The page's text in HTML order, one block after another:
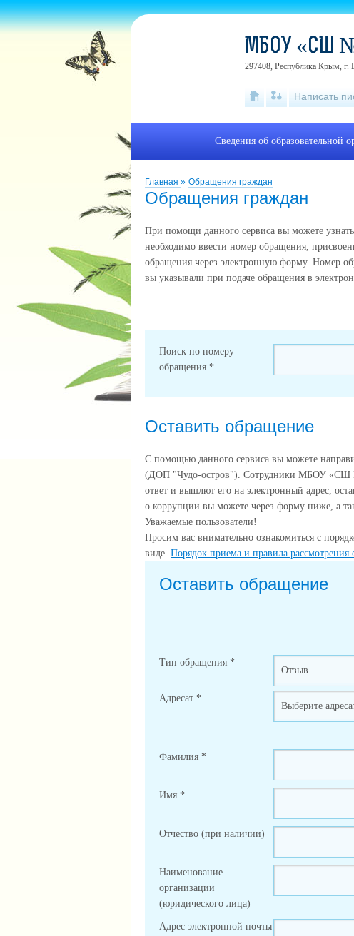
Главная » Обращения граждан
Обращения граждан
При помощи данного сервиса вы можете
необходимо ввести номер обращения,
обращения через электронную форму. Номер
вы указывали при подаче обращения в
Поиск по номеру
обращения *
Оставить обращение
С помощью данного сервиса вы можете
(ДОП "Чудо-остров"). Сотрудники МБОУ «СШ
ответ и вышлют его на электронный адрес,
о коррупции вы можете через форму ниже, а
Уважаемые пользователи!
Просим вас внимательно ознакомиться с
виде. Порядок приема и правила
Оставить обращение
Тип обращения *
Адресат *
Фамилия *
Имя *
Отчество (при наличии)
Наименование
организации
(юридического лица)
Адрес электронной почты
МБОУ «СШ №
297408, Республика Крым, г.
Написать
Сведения об образовательной